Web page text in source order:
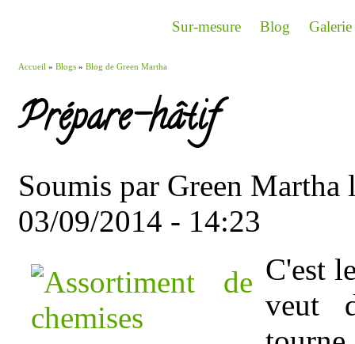
Sur-mesure Blog Galerie
Accueil » Blogs » Blog de Green Martha
Prépare-hâtif
Soumis par Green Martha
03/09/2014 - 14:23
C'est
veut